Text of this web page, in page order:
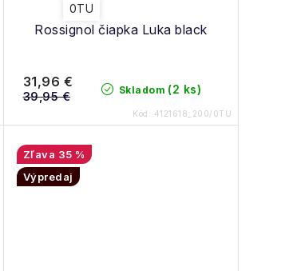
Rossignol čiapka Luka black
0TU
Skladom (2 ks)
31,96 €
39,95 €
Kód: 4121618_200/0TU
35 %
Výpredaj